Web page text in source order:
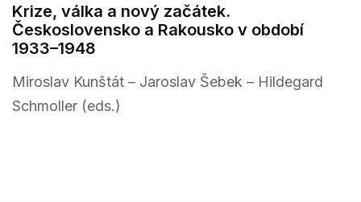
Krize, válka a nový začátek.
Československo a Rakousko v období
1933–1948
Miroslav Kunštát – Jaroslav Šebek – Hildegard
Schmoller (eds.)